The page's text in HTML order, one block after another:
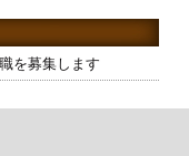
を募集します